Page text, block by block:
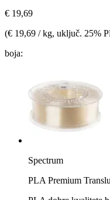
€ 19,69
(€ 19,69 / kg, uključ. 25%
boja:
Spectrum
PLA Premium